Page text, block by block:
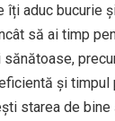
îți aduc bucurie
să ai timp
și timpul
starea de